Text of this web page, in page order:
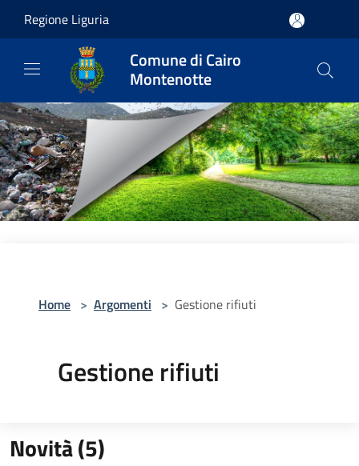
Regione Liguria
Comune di Cairo
Montenotte
Home > Argomenti > Gestione rifiuti
Gestione rifiuti
Novità (5)